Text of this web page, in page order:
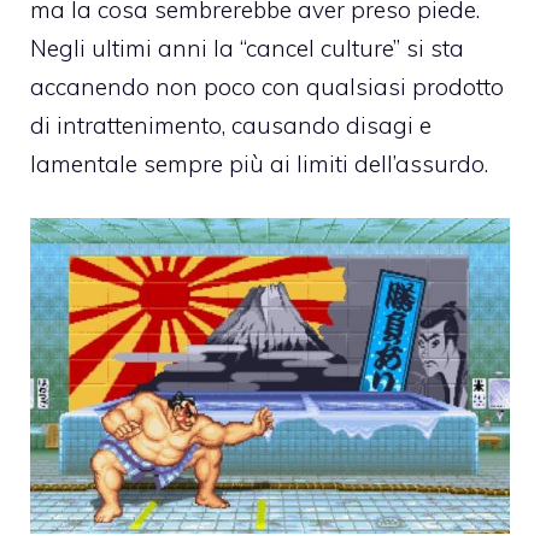
ma la cosa sembrerebbe aver preso piede.
Negli ultimi anni la “cancel culture” si sta
accanendo non poco con qualsiasi prodotto
di intrattenimento, causando disagi e
lamentale sempre più ai limiti dell’assurdo.